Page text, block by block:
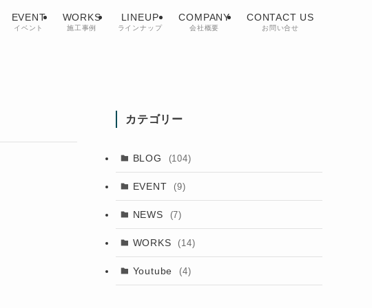
EVENT
イベント
WORKS
施工事例
LINEUP
ラインナップ
COMPANY
会社概要
CONTACT US
お問い合せ
カテゴリー
BLOG (104)
EVENT (9)
NEWS (7)
WORKS (14)
Youtube (4)